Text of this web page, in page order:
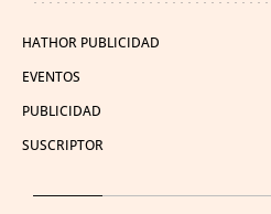
HATHOR PUBLICIDAD
EVENTOS
PUBLICIDAD
SUSCRIPTOR